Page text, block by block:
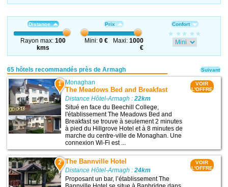
Distance
Rayon max:100
kms
Prix
Mini: 0 € Maxi:1000
€
Confort
65 hôtels recommandés près de Armagh
1 Monaghan
The Meadows Bed and Breakfast
Distance Hôtel-Armagh :22km
Situé en face du Beechill College,
l'établissement The Meadows Bed and
Breakfast se trouve à seulement 2 minutes
à pied du Hillgrove Hotel et à 8 minutes de
marche du centre-ville de Monaghan. Une
connexion Wi-Fi est ...
VOIR
L'OFFRE
2 The Bannville Hotel
Distance Hôtel-Armagh :24km
Proposant un bar, l’établissement The
VOIR
L'OFFRE
Suivant